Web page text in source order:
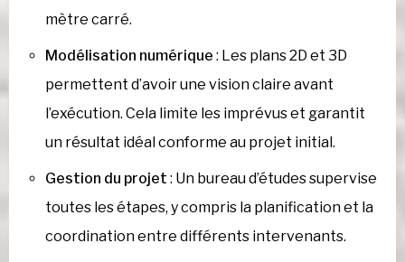
mètre carré.
Modélisation numérique : Les plans 2D et 3D
permettent d’avoir une vision claire avant
l’exécution. Cela limite les imprévus et garantit
un résultat idéal conforme au projet initial.
Gestion du projet : Un bureau d’études supervise
toutes les étapes, y compris la planification et la
coordination entre différents intervenants.